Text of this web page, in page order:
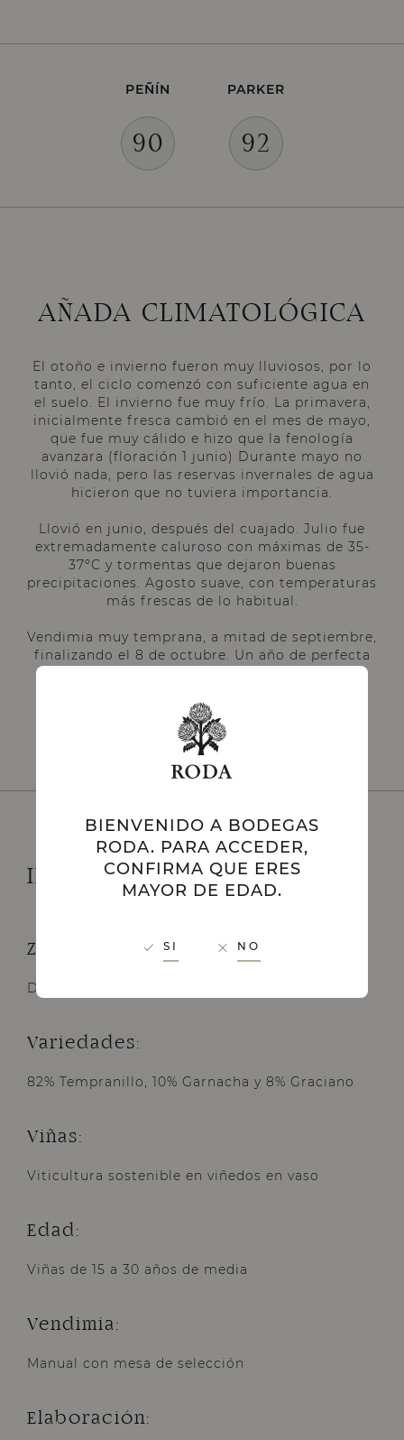
PEÑÍN
90
PARKER
92
AÑADA CLIMATOLÓGICA
El otoño e invierno fueron muy lluviosos, por lo
tanto, el ciclo comenzó con suficiente agua en
el suelo. El invierno fue muy frío. La primavera,
inicialmente fresca cambió en el mes de mayo,
que fue muy cálido e hizo que la fenología
avanzara (floración 1 junio) Durante mayo no
llovió nada, pero las reservas invernales de agua
hicieron que no tuviera importancia.
Llovió en junio, después del cuajado. Julio fue
extremadamente caluroso con máximas de 35-
37ºC y tormentas que dejaron buenas
precipitaciones. Agosto suave, con temperaturas
más frescas de lo habitual.
Vendimia muy temprana, a mitad de septiembre,
finalizando el 8 de octubre. Un año de perfecta
INFORMACIÓN TÉCNICA
Zona de producción:
D.O.Ca. Rioja
Variedades:
82% Tempranillo, 10% Garnacha y 8% Graciano
Viñas:
Viticultura sostenible en viñedos en vaso
Edad:
Viñas de 15 a 30 años de media
Vendimia:
Manual con mesa de selección
Elaboración:
BIENVENIDO A BODEGAS
RODA. PARA ACCEDER,
CONFIRMA QUE ERES
MAYOR DE EDAD.
SI NO